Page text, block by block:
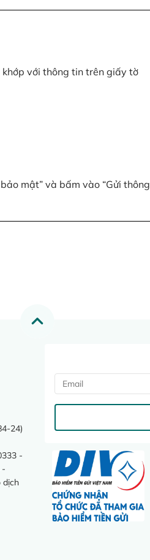
với thông tin trên giấy tờ
mật” và bấm vào “Gửi thông
24)
-
-
dịch